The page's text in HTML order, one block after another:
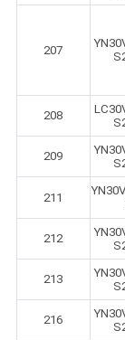
207
208
209
211
212
213
216